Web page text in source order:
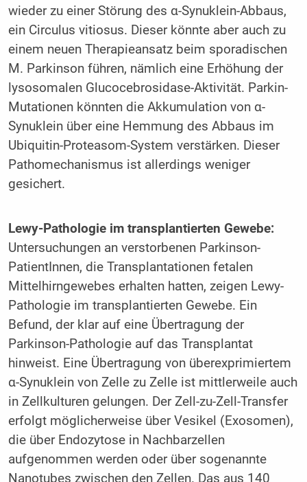
wieder zu einer Störung des α-Synu­klein-Abbaus,
ein Circulus vitiosus. Dieser könnte aber auch zu
einem neuen Therapieansatz beim sporadischen
M. Parkinson führen, nämlich eine Erhöhung der
lysosomalen Glucocebrosidase-Aktivität. Parkin-
Mutationen könnten die Akkumulation von α-
Synuklein über eine Hemmung des Abbaus im
Ubiquitin-Proteasom-System verstärken. Dieser
Pathomechanismus ist allerdings weniger
gesichert.
Lewy-Pathologie im transplantierten Gewebe:
Untersuchungen an verstorbenen Parkinson-
PatientInnen, die Transplantationen fetalen
Mittelhirngewebes erhalten hatten, zeigen Lewy-
Pathologie im transplantierten Gewebe. Ein
Befund, der klar auf eine Übertragung der
Parkinson-Pathologie auf das Transplantat
hinweist. Eine Übertragung von überexprimiertem
α-Synuklein von Zelle zu Zelle ist mittlerweile auch
in Zellkulturen gelungen. Der Zell-zu-Zell-Transfer
erfolgt möglicherweise über Vesikel (Exosomen),
die über Endozytose in Nachbarzellen
aufgenommen werden oder über sogenannte
Nanotubes zwischen den Zellen. Das aus 140